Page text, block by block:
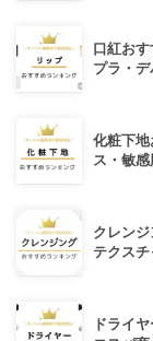
口紅お
プラ・デ
化粧下
ス・敏
クレン
テクスチ
ドライ